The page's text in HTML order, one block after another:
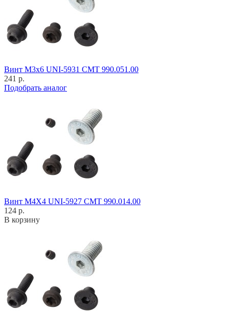
Винт M3x6 UNI-5931 CMT 990.051.00
241 р.
Подобрать аналог
Винт M4X4 UNI-5927 CMT 990.014.00
124 р.
В корзину